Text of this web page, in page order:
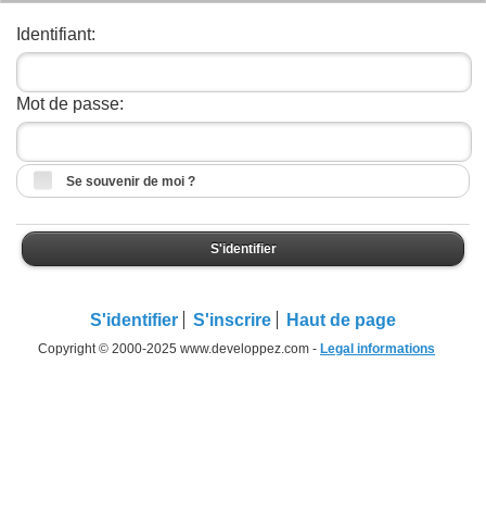
Identifiant:
Mot de passe:
Se souvenir de moi ?
S'identifier
S'identifier S'inscrire Haut de page
Copyright © 2000-2025 www.developpez.com - Legal informations